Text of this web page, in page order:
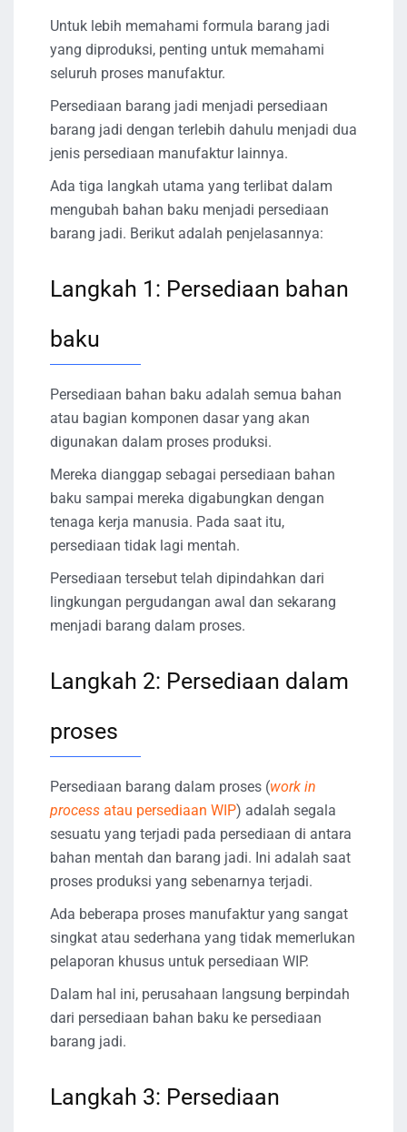
Untuk lebih memahami formula barang jadi
yang diproduksi, penting untuk memahami
seluruh proses manufaktur.
Persediaan barang jadi menjadi persediaan
barang jadi dengan terlebih dahulu menjadi dua
jenis persediaan manufaktur lainnya.
Ada tiga langkah utama yang terlibat dalam
mengubah bahan baku menjadi persediaan
barang jadi. Berikut adalah penjelasannya:
Langkah 1: Persediaan bahan
baku
Persediaan bahan baku adalah semua bahan
atau bagian komponen dasar yang akan
digunakan dalam proses produksi.
Mereka dianggap sebagai persediaan bahan
baku sampai mereka digabungkan dengan
tenaga kerja manusia. Pada saat itu,
persediaan tidak lagi mentah.
Persediaan tersebut telah dipindahkan dari
lingkungan pergudangan awal dan sekarang
menjadi barang dalam proses.
Langkah 2: Persediaan dalam
proses
Persediaan barang dalam proses (work in
process atau persediaan WIP) adalah segala
sesuatu yang terjadi pada persediaan di antara
bahan mentah dan barang jadi. Ini adalah saat
proses produksi yang sebenarnya terjadi.
Ada beberapa proses manufaktur yang sangat
singkat atau sederhana yang tidak memerlukan
pelaporan khusus untuk persediaan WIP.
Dalam hal ini, perusahaan langsung berpindah
dari persediaan bahan baku ke persediaan
barang jadi.
Langkah 3: Persediaan